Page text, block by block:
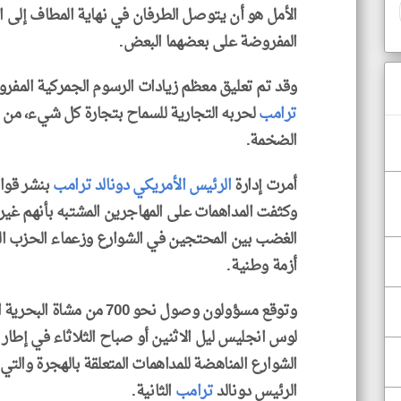
الأمل هو أن يتوصل الطرفان في نهاية المطاف
المفروضة على بعضهما البعض.
وقد تم تعليق معظم زيادات الرسوم الجمركية
ترامبلحربه التجارية للسماح بتجارة كل شيء، من
الضخمة.
أمرت إدارةالرئيس الأمريكي دونالد ترامببنشر
وكثفت المداهمات على المهاجرين المشتبه بأنهم
الغضب بين المحتجين في الشوارع وزعماء الحزب
أزمة وطنية.
وتوقع مسؤولون وصول نحو
لوس انجليس ليل الاثنين أو صباح الثلاثاء في
الشوارع المناهضة للمداهمات المتعلقة بالهجرة
الرئيس دونالدترامبالثانية.